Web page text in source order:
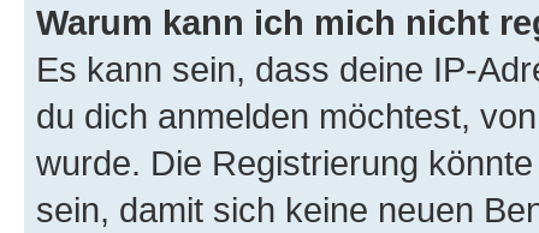
Warum kann ich mich nicht
Es kann sein, dass deine IP-
du dich anmelden möchtest,
wurde. Die Registrierung
sein, damit sich keine neuen